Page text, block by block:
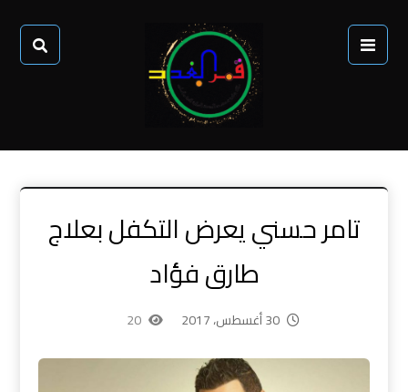
تامر حسني يعرض التكفل بعلاج
طارق فؤاد
30 أغسطس، 2017 20